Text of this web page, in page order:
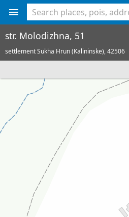
str. Molodizhna, 51
settlement Sukha Hrun (Kalininske),42506
<% console.log(hcard) %>